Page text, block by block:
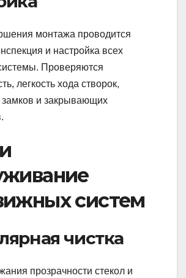
монтажа проводится
и настройка всех
Проверяются
легкость хода створок,
замков и закрывающих
систем
чистка
прозрачности стекол и